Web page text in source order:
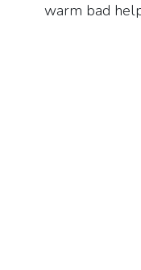
warm bad